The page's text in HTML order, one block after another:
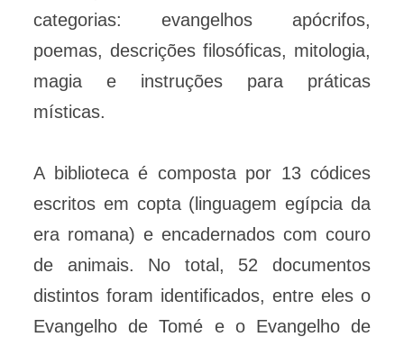
categorias: evangelhos apócrifos,
poemas, descrições filosóficas, mitologia,
magia e instruções para práticas
místicas.
A biblioteca é composta por 13 códices
escritos em copta (linguagem egípcia da
era romana) e encadernados com couro
de animais. No total, 52 documentos
distintos foram identificados, entre eles o
Evangelho de Tomé e o Evangelho de